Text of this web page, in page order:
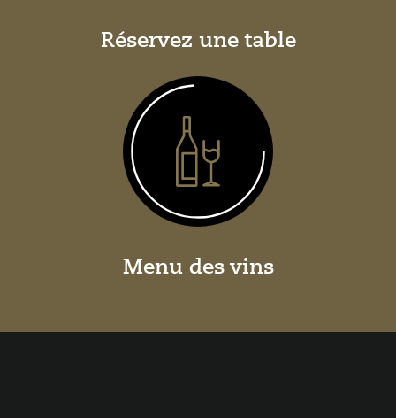
Réservez une table
Menu des vins